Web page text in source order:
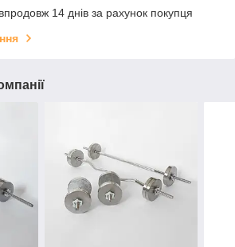
14 днів за рахунок покупця